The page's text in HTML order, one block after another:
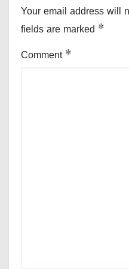
Your email address will
fields are marked *
Comment *